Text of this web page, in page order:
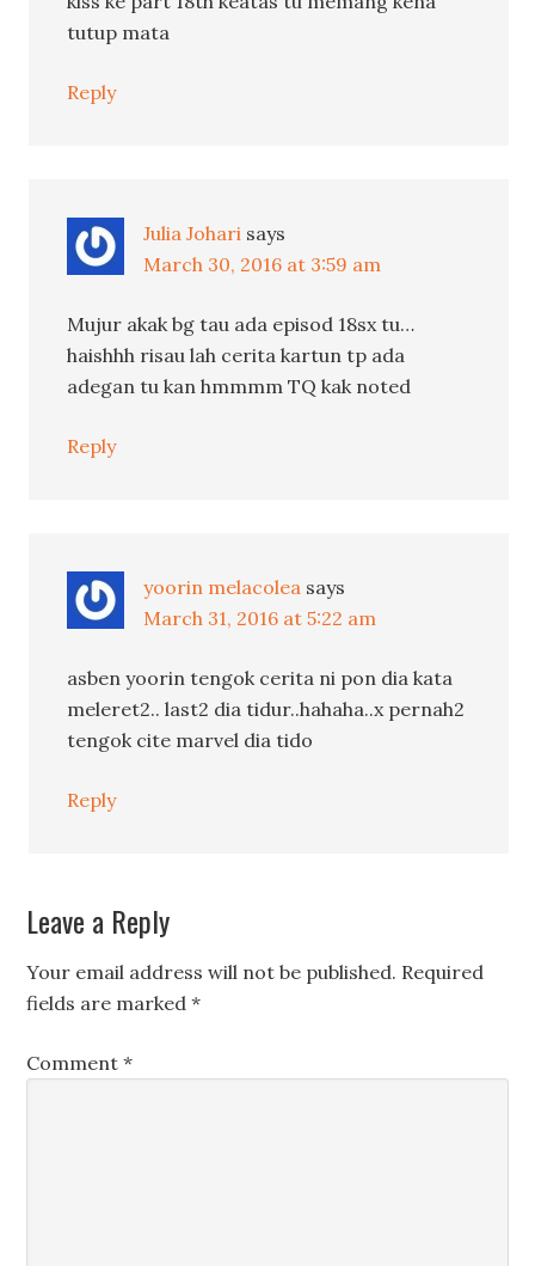
tutup mata
Reply
Julia Johari says
March 30, 2016 at 3:59 am
Mujur akak bg tau ada episod 18sx tu…
haishhh risau lah cerita kartun tp ada
adegan tu kan hmmmm TQ kak noted
Reply
yoorin melacolea says
March 31, 2016 at 5:22 am
asben yoorin tengok cerita ni pon dia kata
meleret2.. last2 dia tidur..hahaha..x pernah2
tengok cite marvel dia tido
Reply
Leave a Reply
Your email address will not be published. Required
fields are marked*
Comment*